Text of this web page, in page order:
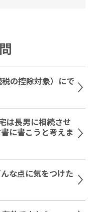
の控除対象）にで
は長男に相続させ
に書こうと考えま
な点に気をつけた